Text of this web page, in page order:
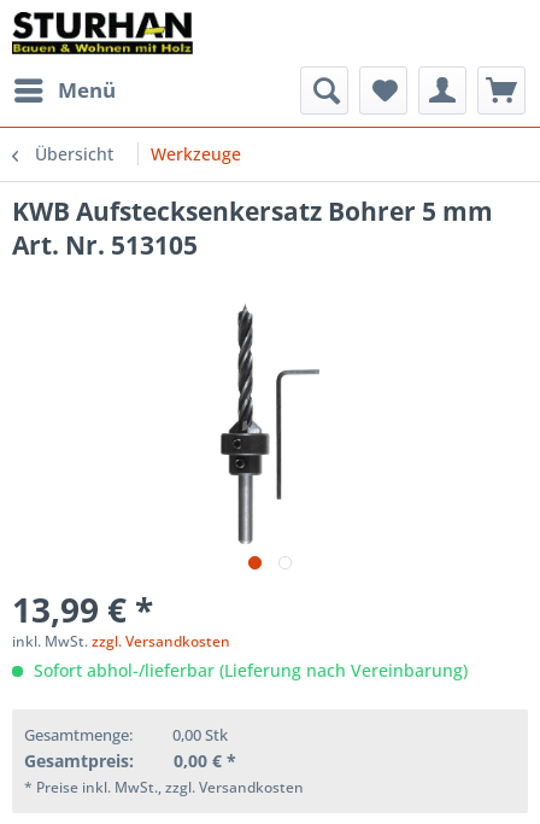
Menü
Übersicht Werkzeuge
KWB Aufstecksenkersatz Bohrer 5 mm
Art. Nr. 513105
13,99 € *
inkl. MwSt.zzgl. Versandkosten
Sofort abhol-/lieferbar (Lieferung nach Vereinbarung)
Gesamtmenge: 0,00Stk
Gesamtpreis: 0,00 € *
* Preise inkl. MwSt., zzgl. Versandkosten